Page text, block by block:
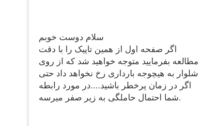
سلام دوست خوبم
اگر صفحه اول از همین تاپیک را با دقت
مطالعه بفرمایید متوجه خواهید شد که از روی
شلوار به هیچوجه بارداری رخ نخواهد داد حتی
اگر در زمان پرخطر باشید....در مورد رابطه
شما احتمال حاملگی به زیر صفر میرسه.